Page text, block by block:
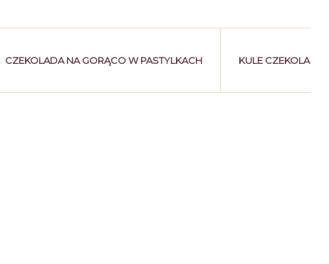
CZEKOLADA NA GORĄCO W PASTYLKACH KULE